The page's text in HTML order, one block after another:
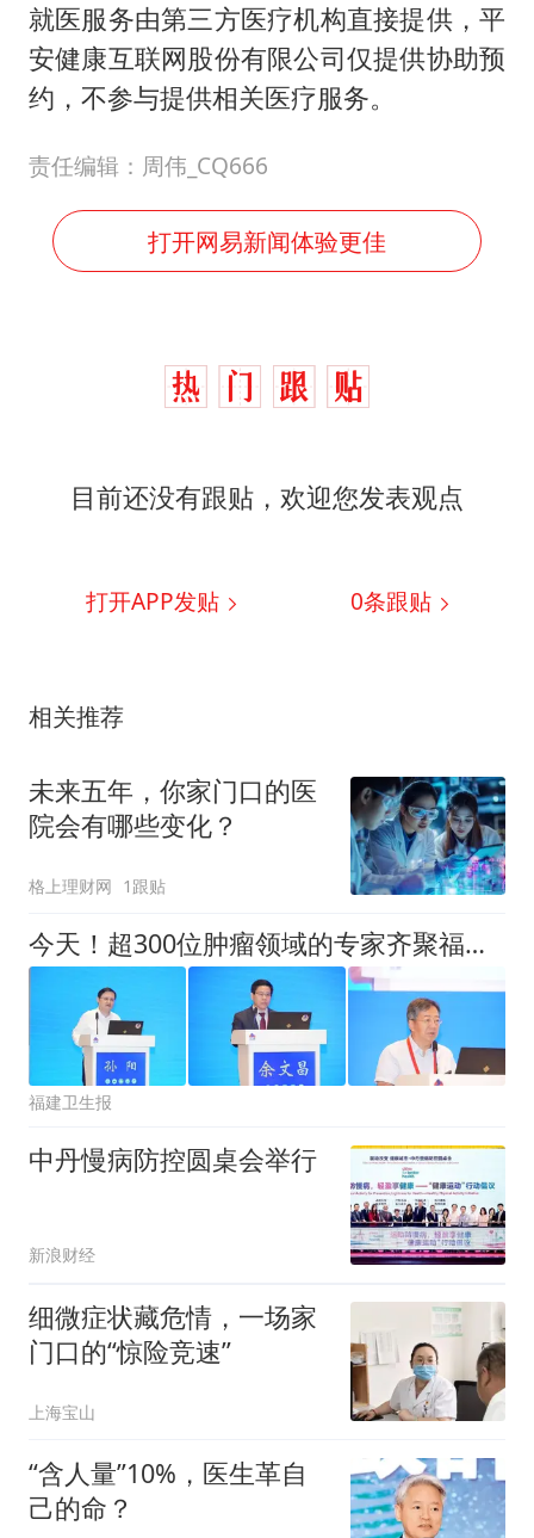
就医服务由第三方医疗机构直接提供，平
安健康互联网股份有限公司仅提供协助预
约，不参与提供相关医疗服务。
责任编辑：周伟_CQ666
打开网易新闻体验更佳
目前还没有跟贴，欢迎您发表观点
打开APP发贴 0条跟贴
相关推荐
未来五年，你家门口的医
院会有哪些变化？
格上理财网 1跟贴
今天！超300位肿瘤领域的专家齐聚福州这场大会，只为
福建卫生报
中丹慢病防控圆桌会举行
新浪财经
细微症状藏危情，一场家
门口的“惊险竞速”
上海宝山
“含人量”10%，医生革自
己的命？